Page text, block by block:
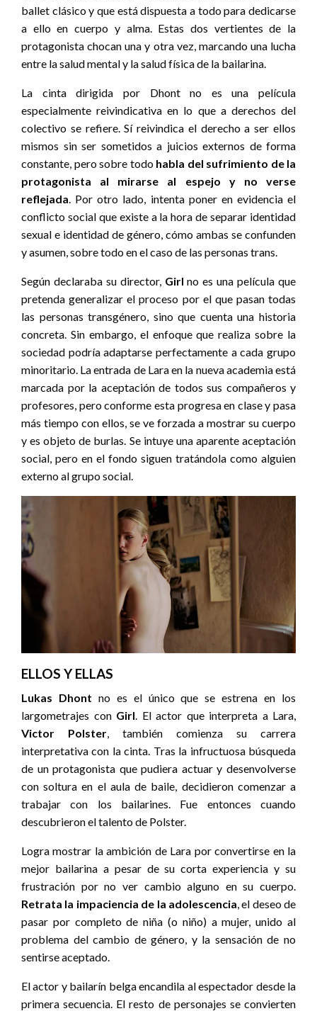
ballet clásico y que está dispuesta a todo para dedicarse
a ello en cuerpo y alma. Estas dos vertientes de la
protagonista chocan una y otra vez, marcando una lucha
entre la salud mental y la salud física de la bailarina.
La cinta dirigida por Dhont no es una película
especialmente reivindicativa en lo que a derechos del
colectivo se refiere. Sí reivindica el derecho a ser ellos
mismos sin ser sometidos a juicios externos de forma
constante, pero sobre todo habla del sufrimiento de la
protagonista al mirarse al espejo y no verse
reflejada. Por otro lado, intenta poner en evidencia el
conflicto social que existe a la hora de separar identidad
sexual e identidad de género, cómo ambas se confunden
y asumen, sobre todo en el caso de las personas trans.
Según declaraba su director, Girl no es una película que
pretenda generalizar el proceso por el que pasan todas
las personas transgénero, sino que cuenta una historia
concreta. Sin embargo, el enfoque que realiza sobre la
sociedad podría adaptarse perfectamente a cada grupo
minoritario. La entrada de Lara en la nueva academia está
marcada por la aceptación de todos sus compañeros y
profesores, pero conforme esta progresa en clase y pasa
más tiempo con ellos, se ve forzada a mostrar su cuerpo
y es objeto de burlas. Se intuye una aparente aceptación
social, pero en el fondo siguen tratándola como alguien
externo al grupo social.
ELLOS Y ELLAS
Lukas Dhont no es el único que se estrena en los
largometrajes con Girl . El actor que interpreta a Lara,
Victor Polster , también comienza su carrera
interpretativa con la cinta. Tras la infructuosa búsqueda
de un protagonista que pudiera actuar y desenvolverse
con soltura en el aula de baile, decidieron comenzar a
trabajar con los bailarines. Fue entonces cuando
descubrieron el talento de Polster.
Logra mostrar la ambición de Lara por convertirse en la
mejor bailarina a pesar de su corta experiencia y su
frustración por no ver cambio alguno en su cuerpo.
Retrata la impaciencia de la adolescencia , el deseo de
pasar por completo de niña (o niño) a mujer, unido al
problema del cambio de género, y la sensación de no
sentirse aceptado.
El actor y bailarín belga encandila al espectador desde la
primera secuencia. El resto de personajes se convierten